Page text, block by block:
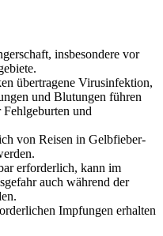
insbesondere vor
übertragene Virusinfektion,
und Blutungen führen
und
von Reisen in Gelbfieber-
erforderlich, kann im
auch während der
Impfungen erhalten